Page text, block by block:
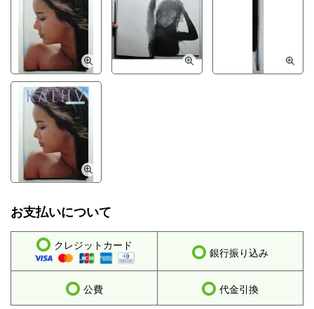
お支払いについて
クレジットカード
銀行振り込み
公費 代金引換